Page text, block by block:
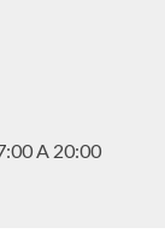
A 20:00